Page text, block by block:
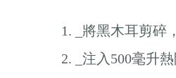
1. _將黑木耳剪碎
2. _注入500毫升